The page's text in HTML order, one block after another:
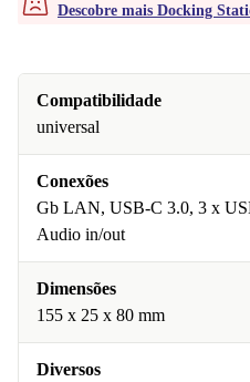
Descobre mais Docking
Compatibilidade
universal
Conexões
Gb LAN, USB-C 3.0, 3 x
Audio in/out
Dimensões
155 x 25 x 80 mm
Diversos